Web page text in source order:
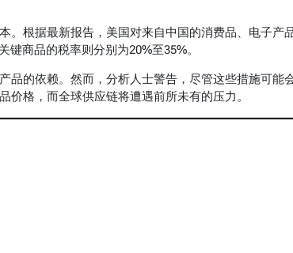
。根据最新报告，美国对来自中国的消费品、电子产
商品的税率则分别为20%至35%。
品的依赖。然而，分析人士警告，尽管这些措施可能
格，而全球供应链将遭遇前所未有的压力。